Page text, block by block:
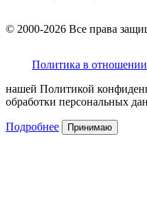
© 2000-2026 Все права
Политика в
нашей Политикой
обработки персональных
Подробнее Принимаю